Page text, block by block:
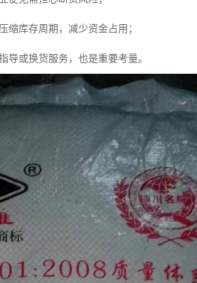
缩库存周期，减少资金占用；
导或换货服务，也是重要考量。